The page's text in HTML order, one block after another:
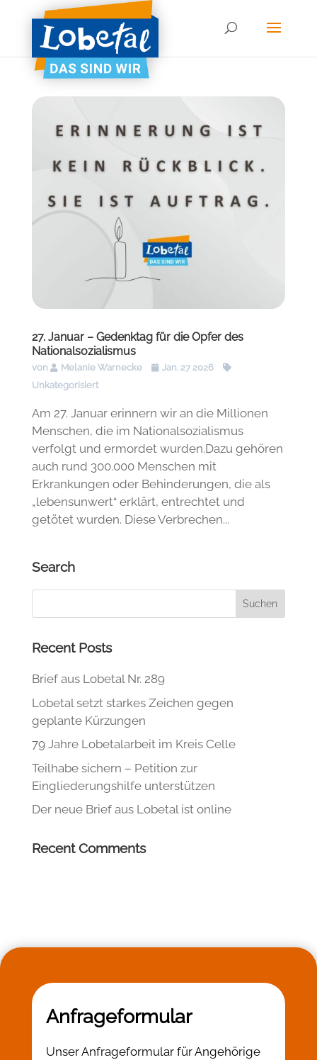
27. Januar – Gedenktag für die Opfer des
Nationalsozialismus
von Melanie Warnecke
Jan. 27 2026
Unkategorisiert
Am 27. Januar erinnern wir an die Millionen
Menschen, die im Nationalsozialismus
verfolgt und ermordet wurden.Dazu gehören
auch rund 300.000 Menschen mit
Erkrankungen oder Behinderungen, die als
„lebensunwert“ erklärt, entrechtet und
getötet wurden. Diese Verbrechen...
Search
Recent Posts
Brief aus Lobetal Nr. 289
Lobetal setzt starkes Zeichen gegen
geplante Kürzungen
79 Jahre Lobetalarbeit im Kreis Celle
Teilhabe sichern – Petition zur
Eingliederungshilfe unterstützen
Der neue Brief aus Lobetal ist online
Recent Comments
Anfrageformular
Unser Anfrageformular für Angehörige